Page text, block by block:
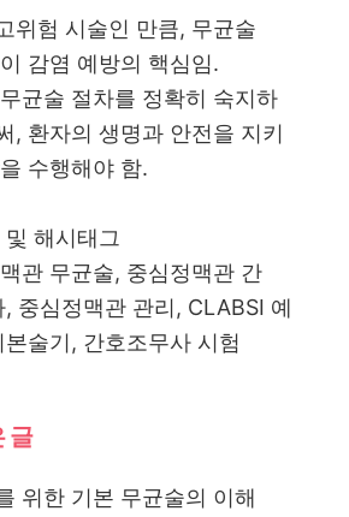
위험 시술인 만큼, 무균술
감염 예방의 핵심임.
균술 절차를 정확히 숙지하
, 환자의 생명과 안전을 지키
수행해야 함.
해시태그
관 무균술, 중심정맥관 간
중심정맥관 관리, CLABSI 예
술기, 간호조무사 시험
글
위한 기본 무균술의 이해